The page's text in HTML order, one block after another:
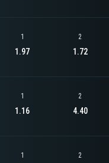
1
1.97
2
1.72
1
1.16
2
4.40
1 2